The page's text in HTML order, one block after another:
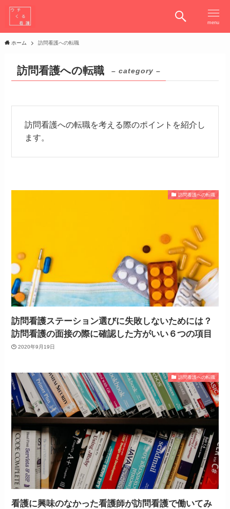
menu
ホーム 訪問看護への転職
訪問看護への転職 – category –
訪問看護への転職を考える際のポイントを紹介し
ます。
訪問看護への転職
訪問看護ステーション選びに失敗しないためには？
訪問看護の面接の際に確認した方がいい６つの項目
2020年9月19日
訪問看護への転職
看護に興味のなかった看護師が訪問看護で働いてみ